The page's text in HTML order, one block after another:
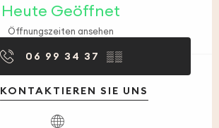
Heute Geöffnet
Öffnungszeiten ansehen
06 99 34 37 ▒▒
KONTAKTIEREN SIE UNS